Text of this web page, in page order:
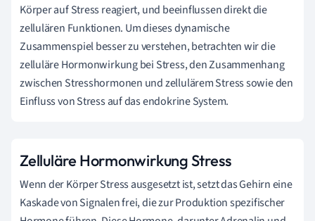
Körper auf Stress reagiert, und beeinflussen direkt die
zellulären Funktionen. Um dieses dynamische
Zusammenspiel besser zu verstehen, betrachten wir die
zelluläre Hormonwirkung bei Stress, den Zusammenhang
zwischen Stresshormonen und zellulärem Stress sowie den
Einfluss von Stress auf das endokrine System.
Zelluläre Hormonwirkung Stress
Wenn der Körper Stress ausgesetzt ist, setzt das Gehirn eine
Kaskade von Signalen frei, die zur Produktion spezifischer